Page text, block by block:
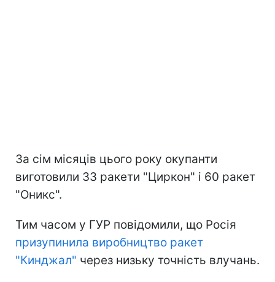
За сім місяців цього року окупанти
виготовили 33 ракети "Циркон" і 60 ракет
"Оникс".
Тим часом у ГУР повідомили, що Росія
призупинила виробництво ракет
"Кинджал" через низьку точність влучань.